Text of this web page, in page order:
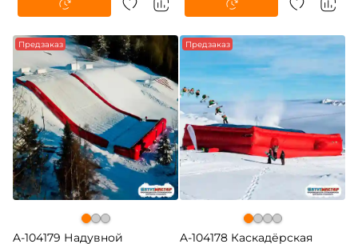
Предзаказ
A-104179 Надувной
Предзаказ
A-104178 Каскадёрская